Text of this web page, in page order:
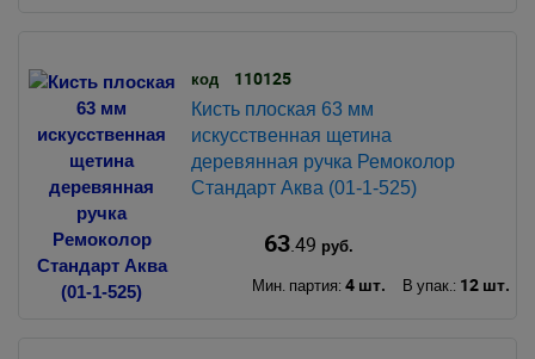
код 110125
Кисть плоская 63 мм
искусственная щетина
деревянная ручка Ремоколор
Стандарт Аква (01-1-525)
63.49 руб.
Мин. партия: 4 шт. В упак.: 12 шт.